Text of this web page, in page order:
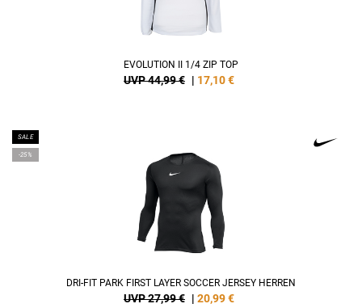
EVOLUTION II 1/4 ZIP TOP
UVP 44,99 € | 17,10€
SALE
-25%
DRI-FIT PARK FIRST LAYER SOCCER JERSEY HERREN
UVP 27,99 € | 20,99€